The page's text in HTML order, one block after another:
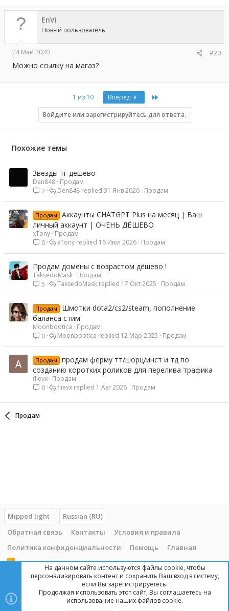
EnVi
Новый пользователь
24 Май 2020 #20
Можно ссылку на магаз?
1 из 10 Вперёд
Войдите или зарегистрируйтесь для ответа.
Похожие темы
Звёзды тг дёшево
Den848 Продам
2
Продам
31 Янв 2026
Den848
Продам
Аккаунты CHATGPT Plus на месяц | Ваш
личный аккаунт | ОЧЕНЬ ДЁШЕВО
xTony Продам
0
Продам
16 Июл 2026
xTony
Продам домены с возрастом дёшево !
TaksedoMask Продам
5
Продам
17 Окт 2025
TaksedoMask
Продам
Шмотки dota2/cs2/steam, пополнение
баланса стим
Moonbootica
Продам
0
Продам
12 Мар 2025
Moonbootica
Продам
продам ферму тт/шорц/инст и тд по
созданию коротких роликов для перелива трафика
flievx Продам
0
Продам
1 Авг 2026
flievx
Продам
Mipped light
Russian (RU)
Обратная связь
Контакты
Условия и правила
Политика конфиденциальности
Помощь Главная
R
Copyright © 2014 - 2025, mipped.com. Все права защищены. При
копировании материала с сайта, обратная ссылка обязательна!
На данном сайте используются файлы cookie, чтобы
персонализировать контент и сохранить Ваш вход в систему,
если Вы зарегистрируетесь.
Продолжая использовать этот сайт, Вы соглашаетесь на
использование наших файлов cookie.